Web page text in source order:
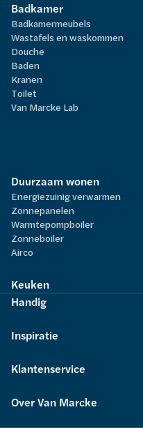
Badkamer
Badkamermeubels
Wastafels en waskommen
Douche
Baden
Kranen
Toilet
Van Marcke Lab
Duurzaam wonen
Energiezuinig verwarmen
Zonnepanelen
Warmtepompboiler
Zonneboiler
Airco
Keuken
Handig
Inspiratie
Klantenservice
Over Van Marcke